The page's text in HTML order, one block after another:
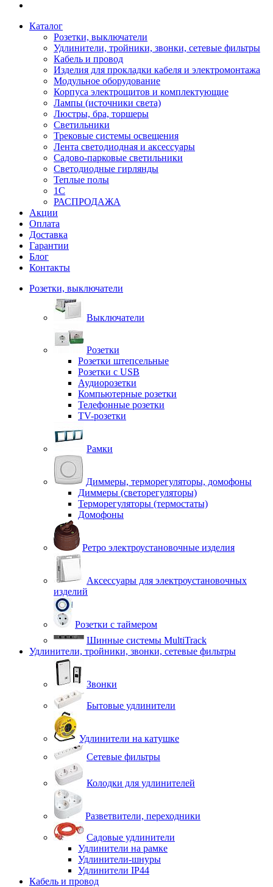
Каталог
Розетки, выключатели
Удлинители, тройники, звонки, сетевые фильтры
Кабель и провод
Изделия для прокладки кабеля и электромонтажа
Модульное оборудование
Корпуса электрощитов и комплектующие
Лампы (источники света)
Люстры, бра, торшеры
Светильники
Трековые системы освещения
Лента светодиодная и аксессуары
Садово-парковые светильники
Светодиодные гирлянды
Теплые полы
1С
РАСПРОДАЖА
Акции
Оплата
Доставка
Гарантии
Блог
Контакты
Розетки, выключатели
Выключатели
Розетки
Розетки штепсельные
Розетки с USB
Аудиорозетки
Компьютерные розетки
Телефонные розетки
TV-розетки
Рамки
Диммеры, терморегуляторы, домофоны
Диммеры (светорегуляторы)
Терморегуляторы (термостаты)
Домофоны
Ретро электроустановочные изделия
Аксессуары для электроустановочных
изделий
Розетки с таймером
Шинные системы MultiTrack
Удлинители, тройники, звонки, сетевые фильтры
Звонки
Бытовые удлинители
Удлинители на катушке
Сетевые фильтры
Колодки для удлинителей
Разветвители, переходники
Садовые удлинители
Удлинители на рамке
Удлинители-шнуры
Удлинители IP44
Кабель и провод